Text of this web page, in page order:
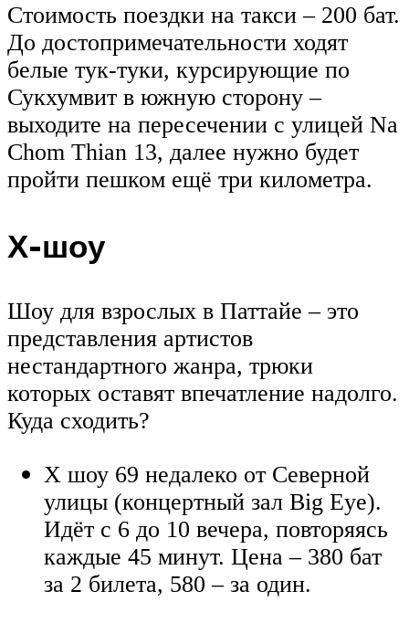
Стоимость поездки на такси – 200 бат.
До достопримечательности ходят
белые тук-туки, курсирующие по
Сукхумвит в южную сторону –
выходите на пересечении с улицей Na
Chom Thian 13, далее нужно будет
пройти пешком ещё три километра.
Х-шоу
Шоу для взрослых в Паттайе – это
представления артистов
нестандартного жанра, трюки
которых оставят впечатление надолго.
Куда сходить?
Х шоу 69 недалеко от Северной
улицы (концертный зал Big Eye).
Идёт с 6 до 10 вечера, повторяясь
каждые 45 минут. Цена – 380 бат
за 2 билета, 580 – за один.